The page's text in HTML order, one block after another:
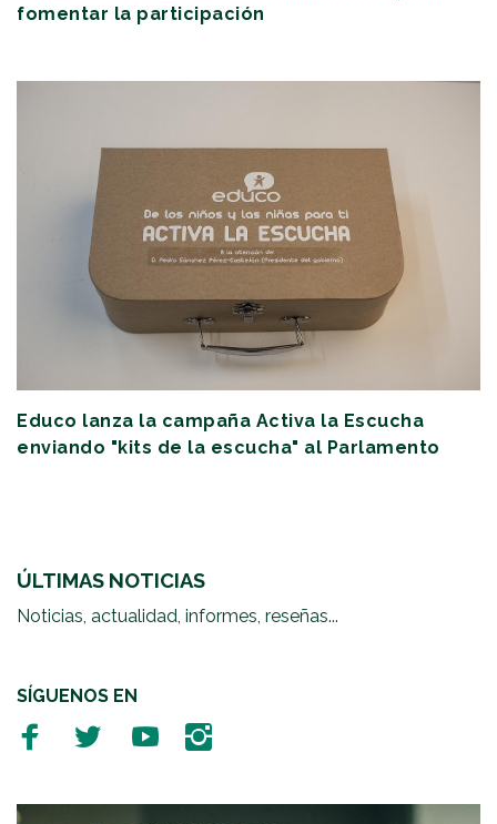
fomentar la participación
Educo lanza la campaña Activa la Escucha
enviando "kits de la escucha" al Parlamento
ÚLTIMAS NOTICIAS
Noticias, actualidad, informes, reseñas...
SÍGUENOS EN